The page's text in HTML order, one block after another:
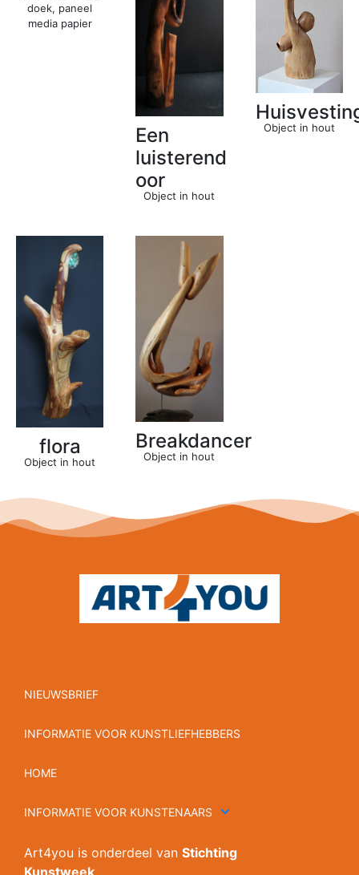
doek, paneel
media papier
Een
luisterend
oor
Object in hout
Object in hout
flora
Object in hout
Breakdancer
Object in hout
NIEUWSBRIEF
INFORMATIE VOOR KUNSTLIEFHEBBERS
HOME
INFORMATIE VOOR KUNSTENAARS
Art4you is onderdeel van Stichting